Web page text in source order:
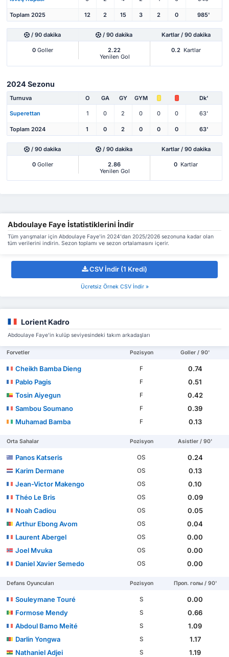
Toplam 2025 12 2 15 3 2 0 985'
/ 90 dakika / 90 dakika Kartlar / 90 dakika
0Goller
2.22
Yenilen Gol
0.2 Kartlar
2024 Sezonu
Turnuva O GA GY GYM Dk'
Superettan 1 0 2 0 0 0 63'
Toplam 2024 1 0 2 0 0 0 63'
/ 90 dakika / 90 dakika Kartlar / 90 dakika
0Goller
2.86
Yenilen Gol
0 Kartlar
Abdoulaye Faye İstatistiklerini İndir
Tüm yarışmalar için Abdoulaye Faye'in 2024'dan 2025/2026 sezonuna kadar olan
tüm verilerini indirin. Sezon toplamı ve sezon ortalamasını içerir.
CSV İndir (1 Kredi)
Ücretsiz Örnek CSV İndir »
Lorient Kadro
Abdoulaye Faye'in kulüp seviyesindeki takım arkadaşları
Forvetler Pozisyon Goller / 90'
Cheikh Bamba Dieng F
0.74
Pablo Pagis
F
0.51
Tosin Aiyegun
F
0.42
Sambou Soumano
F
0.39
Muhamad Bamba
F 0.13
Orta Sahalar Pozisyon Asistler / 90'
Panos Katseris OS
0.24
Karim Dermane
OS
0.13
Jean-Victor Makengo
OS
0.10
Théo Le Bris
OS
0.09
Noah Cadiou
OS
0.05
Arthur Ebong Avom
OS
0.04
Laurent Abergel
OS
0.00
Joel Mvuka
OS
0.00
Daniel Xavier Semedo
OS 0.00
Defans Oyuncuları Pozisyon Проп. голы / 90'
Souleymane Touré S
0.00
Formose Mendy
S
0.66
Abdoul Bamo Meité
S
1.09
Darlin Yongwa
S
1.17
Nathaniel Adjei
S
1.19